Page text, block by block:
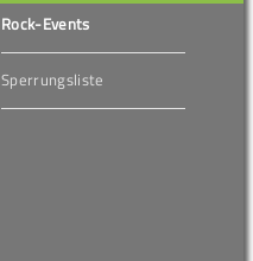
Rock-Events
Sperrungsliste